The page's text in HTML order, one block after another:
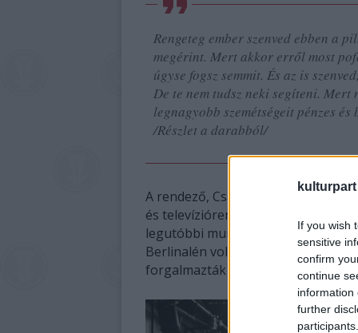
kulturpart
If you wish
sensitive
confirm
continue
information
further
Rengeteg ember szenved ebben a
megérint. Mert akkor erről most
úgyse fogsz semmit. És az is
De te nem tudsz neki segíteni.
legnagyobb szemétségeit pénzes
/Részlet a darabból/
A rendező, Császi Ádám 2010-ben
és televíziórendező szakán. Eddig
legutóbbi munkája, a Viharsarok
Berlinalén volt, vetítették többek
forgalmazták a világ tizennégy